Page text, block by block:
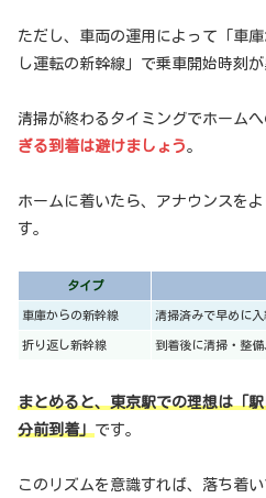
ただし、車両の運用によって「車
し運転の新幹線」で乗車開始時刻が
清掃が終わるタイミングでホームへ
ぎる到着は避けましょう。
ホームに着いたら、アナウンスを
す。
タイプ
車庫からの新幹線 清掃済みで早めに入
折り返し新幹線 到着後に清掃・整備
まとめると、東京駅での理想は「
分前到着」 です。
このリズムを意識すれば、落ち着